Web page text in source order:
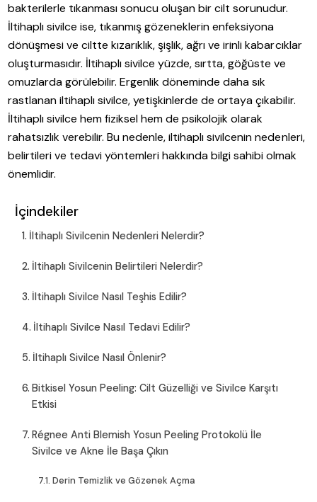
bakterilerle tıkanması sonucu oluşan bir cilt sorunudur.
İltihaplı sivilce ise, tıkanmış gözeneklerin enfeksiyona
dönüşmesi ve ciltte kızarıklık, şişlik, ağrı ve irinli kabarcıklar
oluşturmasıdır. İltihaplı sivilce yüzde, sırtta, göğüste ve
omuzlarda görülebilir. Ergenlik döneminde daha sık
rastlanan iltihaplı sivilce, yetişkinlerde de ortaya çıkabilir.
İltihaplı sivilce hem fiziksel hem de psikolojik olarak
rahatsızlık verebilir. Bu nedenle, iltihaplı sivilcenin nedenleri,
belirtileri ve tedavi yöntemleri hakkında bilgi sahibi olmak
önemlidir.
İçindekiler
İltihaplı Sivilcenin Nedenleri Nelerdir?
İltihaplı Sivilcenin Belirtileri Nelerdir?
İltihaplı Sivilce Nasıl Teşhis Edilir?
İltihaplı Sivilce Nasıl Tedavi Edilir?
İltihaplı Sivilce Nasıl Önlenir?
Bitkisel Yosun Peeling: Cilt Güzelliği ve Sivilce Karşıtı
Etkisi
Régnee Anti Blemish Yosun Peeling Protokolü İle
Sivilce ve Akne İle Başa Çıkın
Derin Temizlik ve Gözenek Açma